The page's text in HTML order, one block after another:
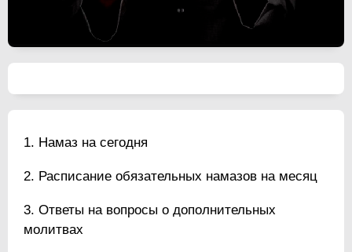
Намаз на сегодня
Расписание обязательных намазов на месяц
Ответы на вопросы о дополнительных
молитвах